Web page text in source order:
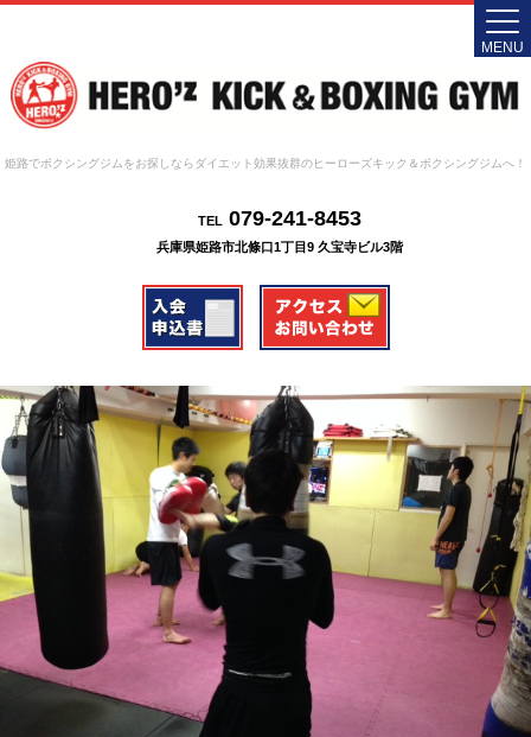
姫路でボクシングジムをお探しならダイエット効果抜群のヒーローズキック＆ボクシングジムへ！
TEL079-241-8453
兵庫県姫路市北條口1丁目9 久宝寺ビル3階
MENU